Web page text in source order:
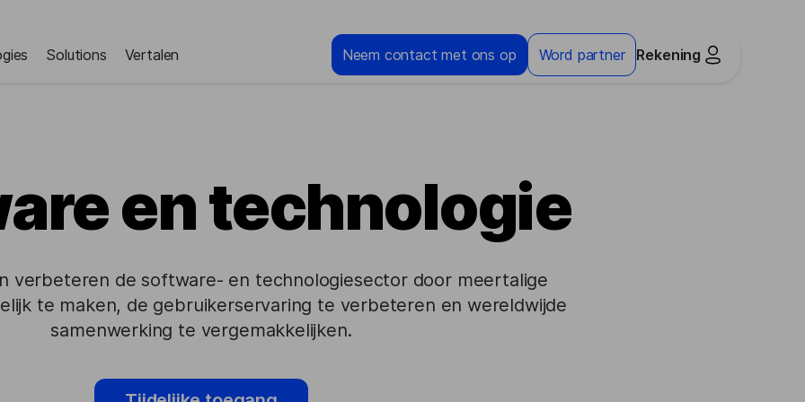
Solutions Vertalen Neem contact met ons op Word partner Rekening
en technologie
verbeteren de software- en technologiesector door meertalige
te maken, de gebruikerservaring te verbeteren en wereldwijde
samenwerking te vergemakkelijken.